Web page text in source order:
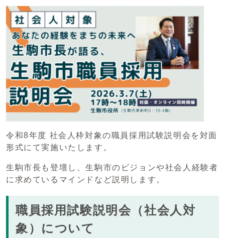
令和8年度 社会人枠対象の職員採用試験説明会を対面
形式にて実施いたします。
生駒市長も登壇し、生駒市のビジョンや社会人経験者
に求めているマインドなど説明します。
職員採用試験説明会（社会人対
象）について